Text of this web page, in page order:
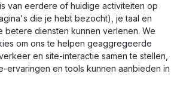
van eerdere of huidige activiteiten op
die je hebt bezocht), je taal en
betere diensten kunnen verlenen. We
om ons te helpen geaggregeerde
en site-interactie samen te stellen,
ervaringen en tools kunnen aanbieden in